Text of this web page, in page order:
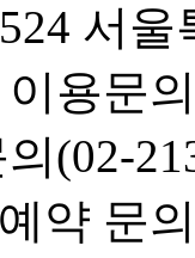
서
용문
(02-
약 문